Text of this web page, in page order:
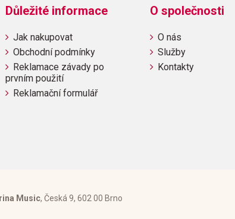
Důležité informace
Jak nakupovat
Obchodní podmínky
Reklamace závady po
prvním použití
Reklamační formulář
O společnosti
O nás
Služby
Kontakty
Music, Česká 9, 602 00 Brno